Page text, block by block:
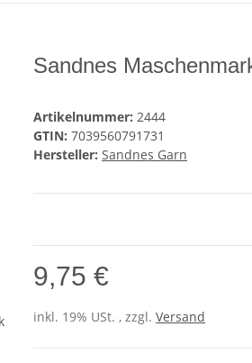
Sandnes
Artikelnummer: 2444
GTIN: 7039560791731
Hersteller: Sandnes Garn
9,75 €
inkl. 19% USt. , zzgl. Versand